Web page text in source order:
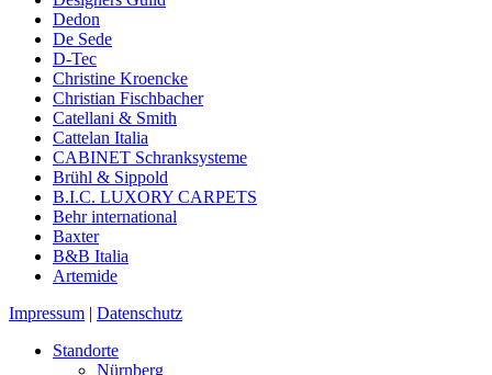
Dedon
De Sede
D-Tec
Christine Kroencke
Christian Fischbacher
Catellani & Smith
Cattelan Italia
CABINET Schranksysteme
Brühl & Sippold
B.I.C. LUXORY CARPETS
Behr international
Baxter
B&B Italia
Artemide
Impressum | Datenschutz
Standorte
Nürnberg